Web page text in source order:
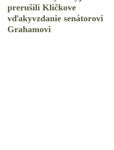
prerušili Kličkove
vďakyvzdanie senátorovi
Grahamovi